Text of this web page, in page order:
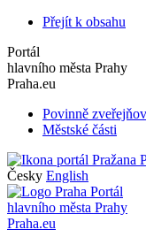
Přejít k obsahu
Portál
hlavního města Prahy
Praha.eu
Povinně
Městské části
Česky English
Portál
hlavního města Prahy
Praha.eu